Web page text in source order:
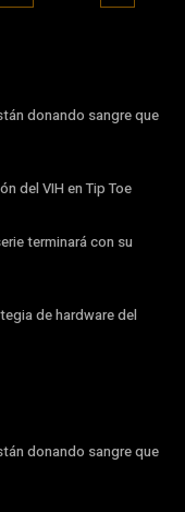
donando sangre que
del VIH en Tip Toe
terminará con su
de hardware del
donando sangre que